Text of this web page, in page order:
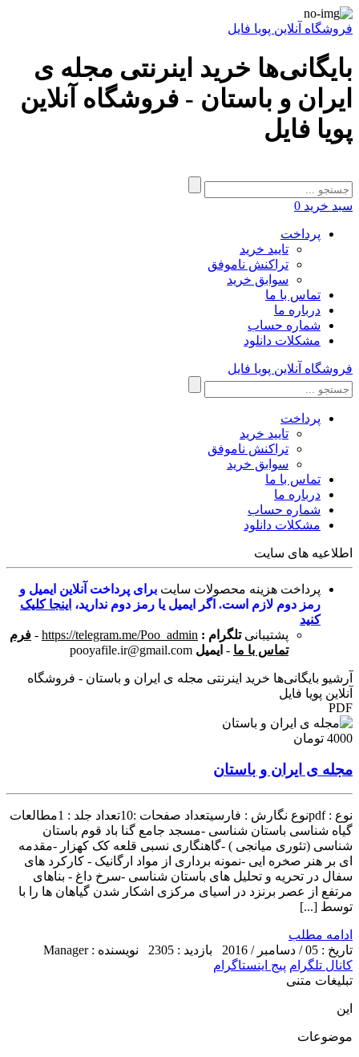
فروشگاه آنلاین پویا فایل
بایگانی‌ها خرید اینرنتی مجله ی
ایران و باستان - فروشگاه آنلاین
پویا فایل
سبد خرید 0
پرداخت
تایید خرید
تراکنش ناموفق
سوابق خرید
تماس با ما
درباره ما
شماره حساب
مشکلات دانلود
فروشگاه آنلاین پویا فایل
پرداخت
تایید خرید
تراکنش ناموفق
سوابق خرید
تماس با ما
درباره ما
شماره حساب
مشکلات دانلود
اطلاعیه های سایت
پرداخت هزینه محصولات سایت برای پرداخت آنلاین ایمیل و
رمز دوم لازم است. اگر ایمیل یا رمز دوم ندارید، اینجا کلیک
کنید
پشتیبانی تلگرام : https://telegram.me/Poo_admin
- فرم
تماس با ما - ایمیل pooyafile.ir@gmail.com
آرشیو بایگانی‌ها خرید اینرنتی مجله ی ایران و باستان - فروشگاه
آنلاین پویا فایل
PDF
4000 تومان
مجله ی ایران و باستان
نوع : pdfنوع نگارش : فارسیتعداد صفحات :10تعداد جلد : 1مطالعات
گیاه شناسی باستان شناسی -مسجد جامع گنا باد قوم باستان
شناسی (تئوری میانجی ) -گاهنگاری نسبی قلعه کک کهزار -مقدمه
ای بر هنر صخره ایی -نمونه برداری از مواد ارگانیک - کارکرد های
سفال در تحریه و تحلیل های باستان شناسی -سرخ داغ - بناهای
مرتفع از عصر برنزد در اسیای مرکزی اشکار شدن گیاهان ها را با
توسط [...]
ادامه مطلب
تاریخ : 05 / دسامبر / 2016
بازدید : 2305
نویسنده : Manager
کانال تلگرام پیج اینستاگرام
تبلیغات متنی
این
موضوعات